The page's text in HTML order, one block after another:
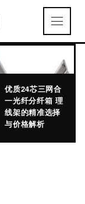
优质24芯三网合
一光纤分纤箱 理
线架的精准选择
与价格解析